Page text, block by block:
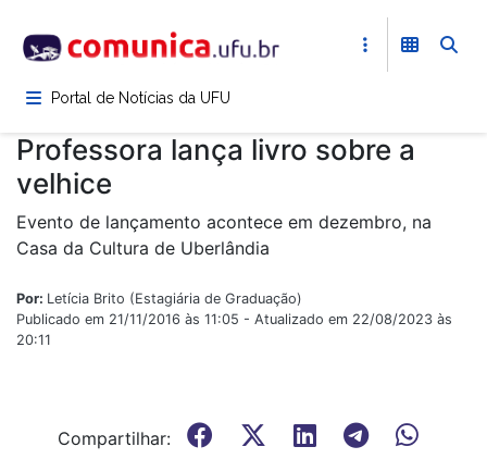
para
conteúdoPortal de Notícias da UFU
Professora lança livro sobre a
velhice
Evento de lançamento acontece em dezembro, na
Casa da Cultura de Uberlândia
Por: Letícia Brito (Estagiária de Graduação)
Publicado em 21/11/2016 às 11:05 - Atualizado em 22/08/2023 às
20:11
Compartilhar: